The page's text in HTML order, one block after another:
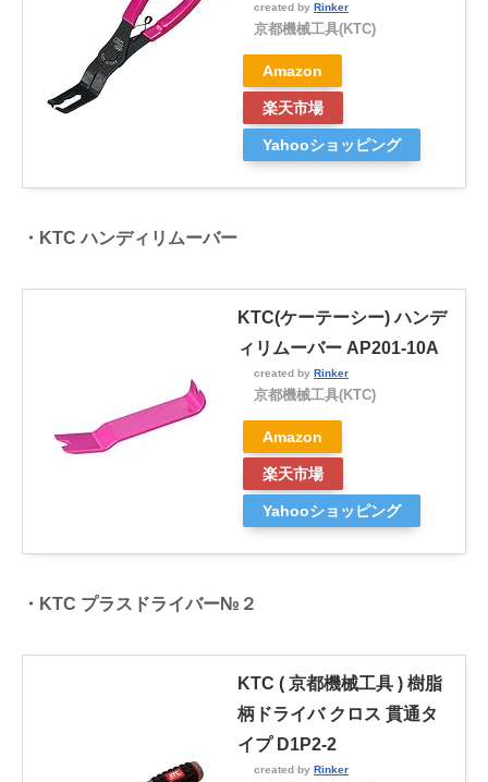
created by Rinker
京都機械工具(KTC)
Amazon
楽天市場
Yahooショッピング
・KTC ハンディリムーバー
KTC(ケーテーシー) ハンデ
ィリムーバー AP201-10A
created by Rinker
京都機械工具(KTC)
Amazon
楽天市場
Yahooショッピング
・KTC プラスドライバー№２
KTC ( 京都機械工具 ) 樹脂
柄ドライバ クロス 貫通タ
イプ D1P2-2
created by Rinker